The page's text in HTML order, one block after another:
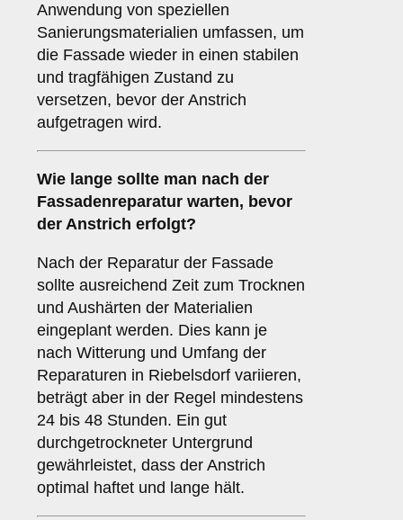
Anwendung von speziellen
Sanierungsmaterialien umfassen, um
die Fassade wieder in einen stabilen
und tragfähigen Zustand zu
versetzen, bevor der Anstrich
aufgetragen wird.
Wie lange sollte man nach der
Fassadenreparatur warten, bevor
der Anstrich erfolgt?
Nach der Reparatur der Fassade
sollte ausreichend Zeit zum Trocknen
und Aushärten der Materialien
eingeplant werden. Dies kann je
nach Witterung und Umfang der
Reparaturen in Riebelsdorf variieren,
beträgt aber in der Regel mindestens
24 bis 48 Stunden. Ein gut
durchgetrockneter Untergrund
gewährleistet, dass der Anstrich
optimal haftet und lange hält.